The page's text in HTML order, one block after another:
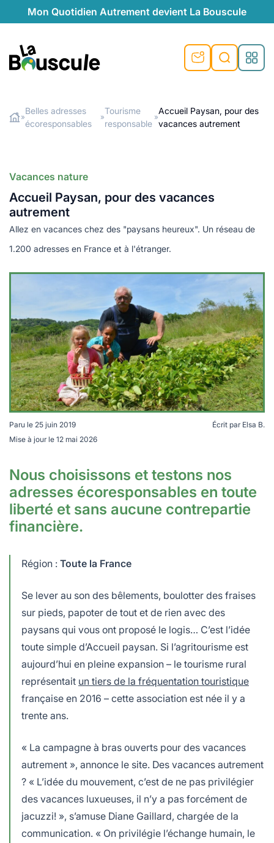
Mon Quotidien Autrement devient La Bouscule
Rechercher
»
Belles adresses
écoresponsables
»
Tourisme
responsable
»
Accueil Paysan, pour des
vacances autrement
Vacances nature
Accueil Paysan, pour des vacances
autrement
Allez en vacances chez des "paysans heureux". Un réseau de
1.200 adresses en France et à l'étranger.
Accueil Paysan, des vacances à la ferme ou à la
campagne pour soutenir l'agriculture paysanne. Crédit
Paru le 25 juin 2019
Mise à jour le 12 mai 2026
Écrit par Elsa B.
Nous choisissons et testons nos
adresses écoresponsables en toute
liberté et sans aucune contrepartie
financière.
Région : Toute la France
Se lever au son des bêlements, boulotter des fraises
sur pieds, papoter de tout et de rien avec des
paysans qui vous ont proposé le logis… C’est l’idée
toute simple d’Accueil paysan. Si l’agritourisme est
aujourd’hui en pleine expansion – le tourisme rural
représentait un tiers de la fréquentation touristique
française en 2016 – cette association est née il y a
trente ans.
« La campagne à bras ouverts pour des vacances
autrement », annonce le site. Des vacances autrement
? « L’idée du mouvement, c’est de ne pas privilégier
des vacances luxueuses, il n’y a pas forcément de
jacuzzi! », s’amuse Diane Gaillard, chargée de la
communication. « On privilégie l’échange humain, le